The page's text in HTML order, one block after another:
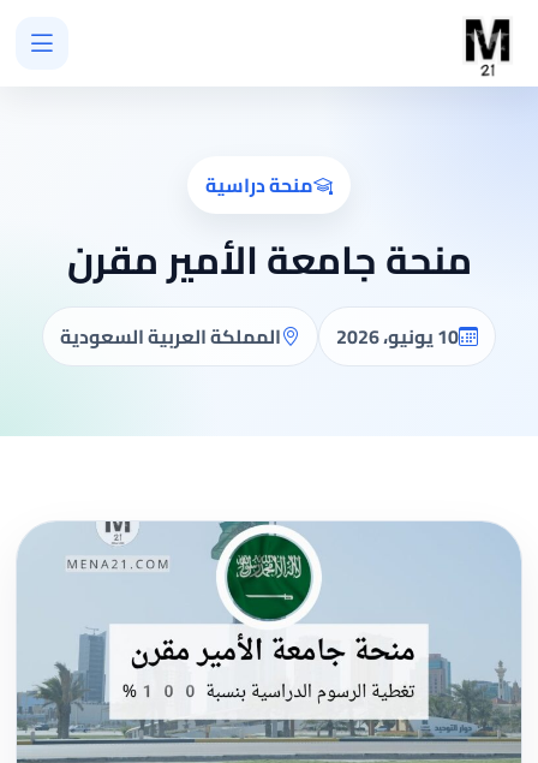
منحة دراسية
منحة جامعة الأمير مقرن
10 يونيو، 2026 المملكة العربية السعودية